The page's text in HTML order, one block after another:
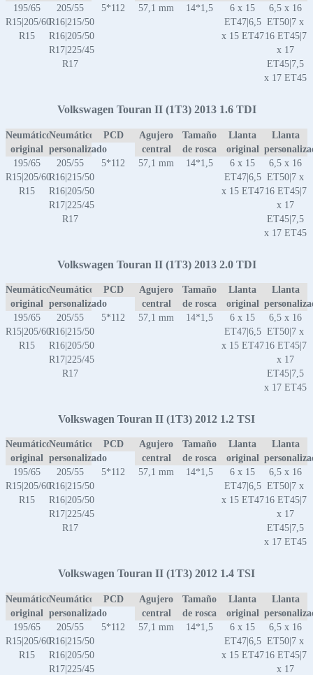
195/65
R15|205/60
R15
205/55
R16|215/50
R16|205/50
R17|225/45
R17
5*112 57,1 mm 14*1,5
6 x 15
ET47|6,5
x 15 ET47
6,5 x 16
ET50|7 x
16 ET45|7
x 17
ET45|7,5
x 17 ET45
Volkswagen Touran II (1T3) 2013 1.6 TDI
Neumático
original
Neumático
personalizado
PCD
Agujero
central
Tamaño
de rosca
Llanta
original
Llanta
195/65
R15|205/60
R15
205/55
R16|215/50
R16|205/50
R17|225/45
R17
5*112 57,1 mm 14*1,5
6 x 15
ET47|6,5
x 15 ET47
6,5 x 16
ET50|7 x
16 ET45|7
x 17
ET45|7,5
x 17 ET45
Volkswagen Touran II (1T3) 2013 2.0 TDI
Neumático
original
Neumático
personalizado
PCD
Agujero
central
Tamaño
de rosca
Llanta
original
Llanta
195/65
R15|205/60
R15
205/55
R16|215/50
R16|205/50
R17|225/45
R17
5*112 57,1 mm 14*1,5
6 x 15
ET47|6,5
x 15 ET47
6,5 x 16
ET50|7 x
16 ET45|7
x 17
ET45|7,5
x 17 ET45
Volkswagen Touran II (1T3) 2012 1.2 TSI
Neumático
original
Neumático
personalizado
PCD
Agujero
central
Tamaño
de rosca
Llanta
original
Llanta
195/65
R15|205/60
R15
205/55
R16|215/50
R16|205/50
R17|225/45
R17
5*112 57,1 mm 14*1,5
6 x 15
ET47|6,5
x 15 ET47
6,5 x 16
ET50|7 x
16 ET45|7
x 17
ET45|7,5
x 17 ET45
Volkswagen Touran II (1T3) 2012 1.4 TSI
Neumático
original
Neumático
personalizado
PCD
Agujero
central
Tamaño
de rosca
Llanta
original
Llanta
195/65
R15|205/60
R15
205/55
R16|215/50
R16|205/50
R17|225/45
5*112 57,1 mm 14*1,5
6 x 15
ET47|6,5
x 15 ET47
6,5 x 16
ET50|7 x
16 ET45|7
x 17